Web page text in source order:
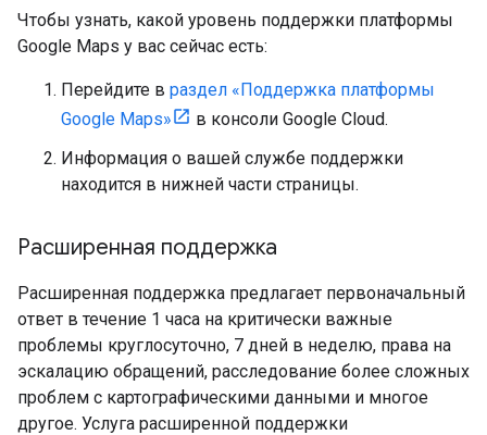
Чтобы узнать, какой уровень поддержки платформы
Google Maps у вас сейчас есть:
Перейдите в раздел «Поддержка платформы
Google Maps»
в консоли Google Cloud.
Информация о вашей службе поддержки
находится в нижней части страницы.
Расширенная поддержка
Расширенная поддержка предлагает первоначальный
ответ в течение 1 часа на критически важные
проблемы круглосуточно, 7 дней в неделю, права на
эскалацию обращений, расследование более сложных
проблем с картографическими данными и многое
другое. Услуга расширенной поддержки